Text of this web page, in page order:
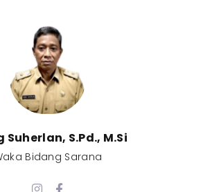
Suherlan, S.Pd., M.Si​
Bidang Sarana​